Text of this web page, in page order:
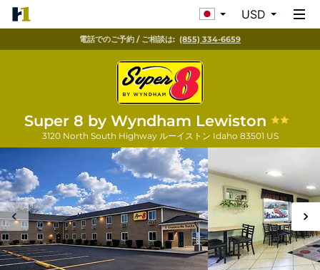
USD
電話でのご予約 / ご相談は: (855) 334-6659
Super 8 by Wyndham Lewiston
3120 North South Highway ルーイストン Idaho 83501 US